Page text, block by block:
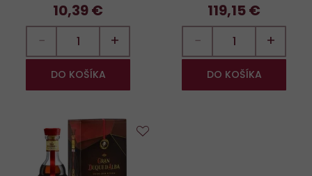
10,39 €
− +
DO KOŠÍKA
119,15 €
− +
DO KOŠÍKA